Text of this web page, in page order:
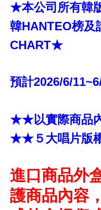
★本公司所有韓
韓HANTEO榜及
CHART★
預計2026/6/
★★以實際商品
★★５大唱片版
進口商品外
護商品內容